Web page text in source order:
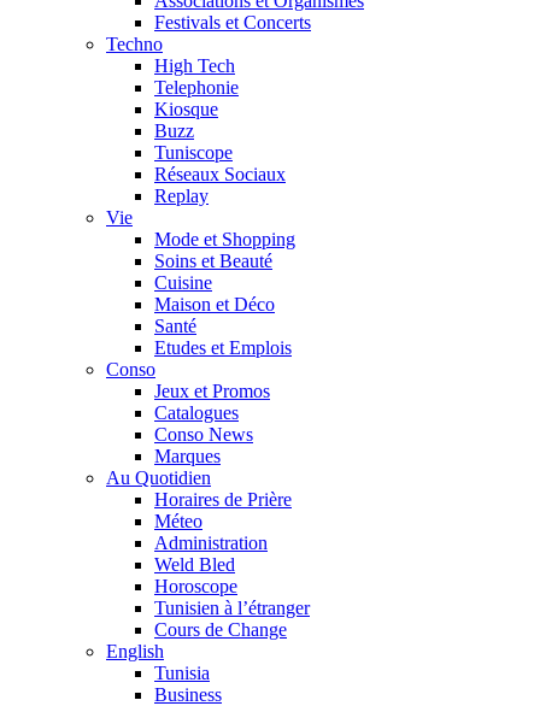
Festivals et Concerts
Techno
High Tech
Telephonie
Kiosque
Buzz
Tuniscope
Réseaux Sociaux
Replay
Vie
Mode et Shopping
Soins et Beauté
Cuisine
Maison et Déco
Santé
Etudes et Emplois
Conso
Jeux et Promos
Catalogues
Conso News
Marques
Au Quotidien
Horaires de Prière
Méteo
Administration
Weld Bled
Horoscope
Tunisien à l’étranger
Cours de Change
English
Tunisia
Business